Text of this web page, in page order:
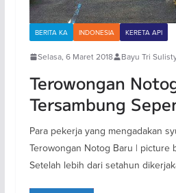
BERITA KA INDONESIA KERETA API
Selasa, 6 Maret 2018 Bayu Tri
Terowongan
Tersambung
Para pekerja yang mengadakan
Terowongan Notog Baru | picture
Setelah lebih dari setahun